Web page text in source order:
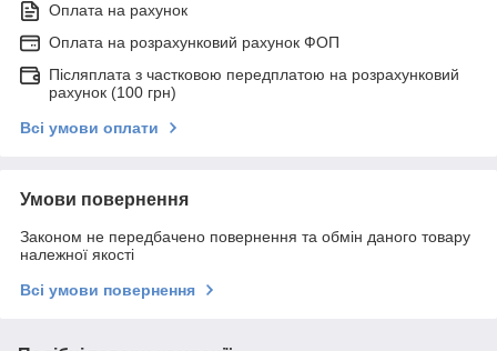
Оплата на рахунок
Оплата на розрахунковий рахунок ФОП
Післяплата з частковою передплатою на розрахунковий
рахунок (100 грн)
Всі умови оплати
Умови повернення
Законом не передбачено повернення та обмін даного товару
належної якості
Всі умови повернення